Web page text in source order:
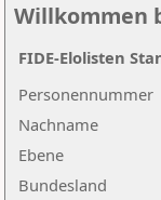
Willkommen
Nachname
Ebene
Personennummer
Bundesland
FIDE-Elolisten